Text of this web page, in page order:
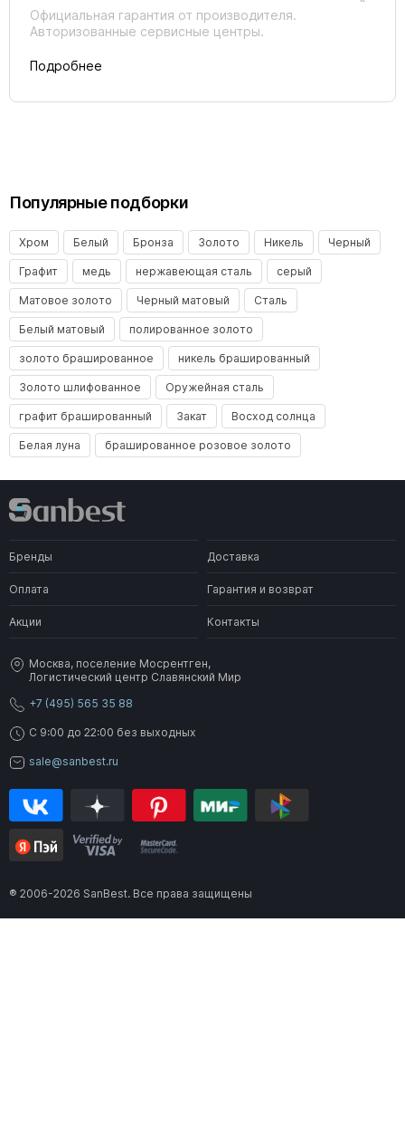
Официальная гарантия от производителя.
Авторизованные сервисные центры.
Подробнее
Популярные подборки
Хром Белый Бронза Золото Никель Черный
Графит медь нержавеющая сталь серый
Матовое золото Черный матовый Сталь
Белый матовый полированное золото
золото брашированное никель брашированный
Золото шлифованное Оружейная сталь
графит брашированный Закат Восход солнца
Белая луна брашированное розовое золото
Бренды Доставка
Оплата Гарантия и возврат
Акции Контакты
Москва, поселение Мосрентген,
Логистический центр Славянский Мир
+7 (495) 565 35 88
C 9:00 до 22:00 без выходных
sale@sanbest.ru
® 2006-2026 SanBest. Все права защищены